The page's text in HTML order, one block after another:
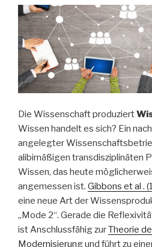
Die Wissenschaft produziert
Wissen handelt es sich? Ein
angelegter
alibimäßigen transdisziplinäten
Wissen, das heute
angemessen ist. Gibbons et al .
eine neue Art der
„Mode 2“. Gerade die
ist Anschlussfähig zurTheorie
Modernisierungund führt zu